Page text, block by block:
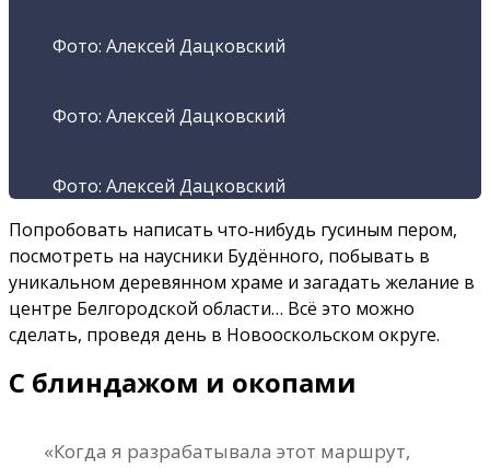
Фото: Алексей Дацковский
Фото: Алексей Дацковский
Фото: Алексей Дацковский
Попробовать написать что‑нибудь гусиным пером,
посмотреть на наусники Будённого, побывать в
уникальном деревянном храме и загадать желание в
центре Белгородской области… Всё это можно
сделать, проведя день в Новооскольском округе.
С блиндажом и окопами
«Когда я разрабатывала этот маршрут,